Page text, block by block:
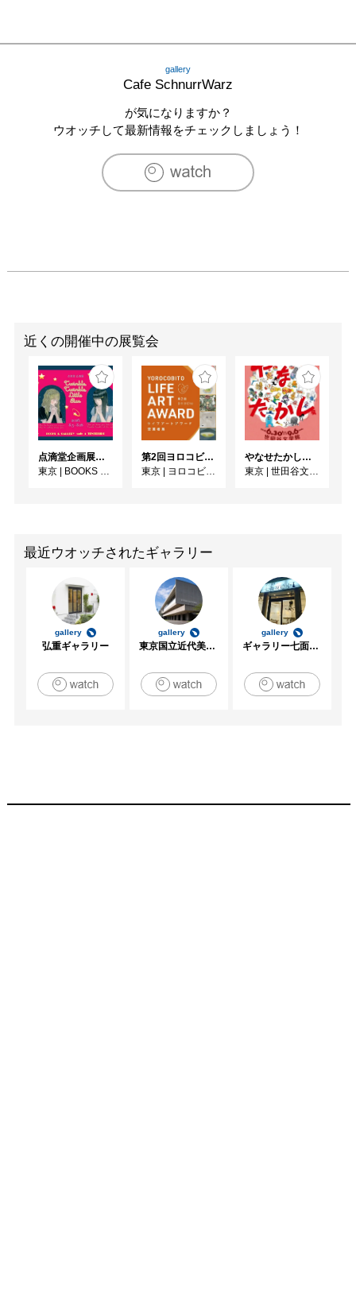
gallery
Cafe SchnurrWarz
が気になりますか？
ウオッチして最新情報をチェックしましょう！
近くの開催中の展覧会
点滴堂企画展「Twinkle, Twinkle, Little Star」
東京 | BOOKS & GALLERY cafe 点滴堂
第2回ヨロコビtoライフアートアワード受賞者展
東京 | ヨロコビtoギャラリー
やなせたかし展 人生はよろこばせごっこ
東京 | 世田谷文学館
最近ウオッチされたギャラリー
gallery
弘重ギャラリー
gallery
東京国立近代美術館
gallery
ギャラリー七面坂途中